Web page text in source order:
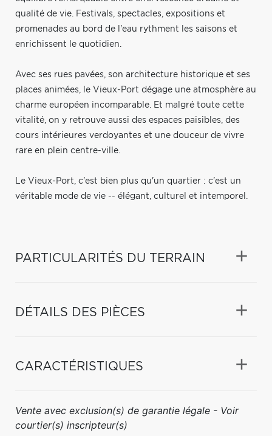
qualité de vie. Festivals, spectacles, expositions et
promenades au bord de l'eau rythment les saisons et
enrichissent le quotidien.
Avec ses rues pavées, son architecture historique et ses
places animées, le Vieux-Port dégage une atmosphère au
charme européen incomparable. Et malgré toute cette
vitalité, on y retrouve aussi des espaces paisibles, des
cours intérieures verdoyantes et une douceur de vivre
rare en plein centre-ville.
Le Vieux-Port, c'est bien plus qu'un quartier : c'est un
véritable mode de vie -- élégant, culturel et intemporel.
PARTICULARITÉS DU TERRAIN
DÉTAILS DES PIÈCES
CARACTÉRISTIQUES
Vente avec exclusion(s) de garantie légale - Voir
courtier(s) inscripteur(s)